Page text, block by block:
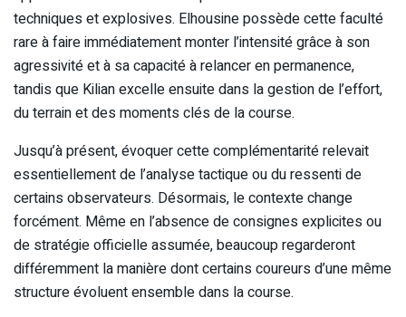
techniques et explosives. Elhousine possède cette faculté
rare à faire immédiatement monter l’intensité grâce à son
agressivité et à sa capacité à relancer en permanence,
tandis que Kilian excelle ensuite dans la gestion de l’effort,
du terrain et des moments clés de la course.
Jusqu’à présent, évoquer cette complémentarité relevait
essentiellement de l’analyse tactique ou du ressenti de
certains observateurs. Désormais, le contexte change
forcément. Même en l’absence de consignes explicites ou
de stratégie officielle assumée, beaucoup regarderont
différemment la manière dont certains coureurs d’une même
structure évoluent ensemble dans la course.